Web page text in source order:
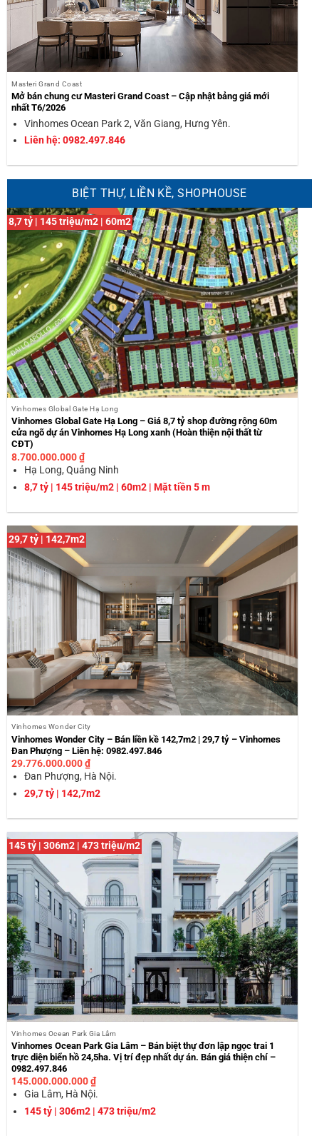
Masteri Grand Coast
Mở bán chung cư Masteri Grand Coast – Cập nhật bảng giá mới
nhất T6/2026
Vinhomes Ocean Park 2, Văn Giang, Hưng Yên.
Liên hệ: 0982.497.846
BIỆT THỰ, LIỀN KỀ, SHOPHOUSE
8,7 tỷ | 145 triệu/m2 | 60m2
Vinhomes Global Gate Hạ Long
Vinhomes Global Gate Hạ Long – Giá 8,7 tỷ shop đường rộng 60m
cửa ngõ dự án Vinhomes Hạ Long xanh (Hoàn thiện nội thất từ
CĐT)
8.700.000.000₫
Hạ Long, Quảng Ninh
8,7 tỷ | 145 triệu/m2 | 60m2 | Mặt tiền 5 m
29,7 tỷ | 142,7m2
Vinhomes Wonder City
Vinhomes Wonder City – Bán liền kề 142,7m2 | 29,7 tỷ – Vinhomes
Đan Phượng – Liên hệ: 0982.497.846
29.776.000.000₫
Đan Phượng, Hà Nội.
29,7 tỷ | 142,7m2
145 tỷ | 306m2 | 473 triệu/m2
Vinhomes Ocean Park Gia Lâm
Vinhomes Ocean Park Gia Lâm – Bán biệt thự đơn lập ngọc trai 1
trực diện biển hồ 24,5ha. Vị trí đẹp nhất dự án. Bán giá thiện chí –
0982.497.846
145.000.000.000₫
Gia Lâm, Hà Nội.
145 tỷ | 306m2 | 473 triệu/m2